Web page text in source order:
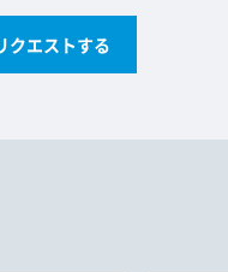
クエストする